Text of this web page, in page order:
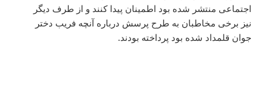
اجتماعی منتشر شده بود اطمینان پیدا کنند و از طرف دیگر
نیز برخی مخاطبان به طرح پرسش درباره آنچه فریب دختر
جوان قلمداد شده بود پرداخته بودند.